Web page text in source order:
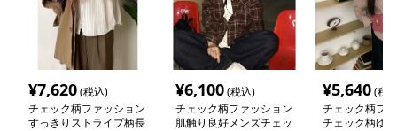
¥7,620(税込)
チェック柄ファッション
すっきりストライプ柄長
¥6,100(税込)
チェック柄ファッション
肌触り良好メンズチェッ
¥5,640(税
チェック柄フ
チェック柄ゆ